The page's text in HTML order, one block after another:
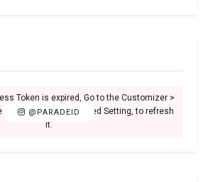
@PARADEID
Token is expired, Go to the Customizer >
& View > Instagram Feed Setting, to refresh
it.